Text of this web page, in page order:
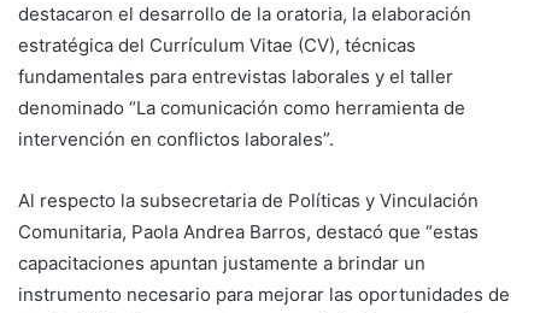
destacaron el desarrollo de la oratoria, la elaboración
estratégica del Currículum Vitae (CV), técnicas
fundamentales para entrevistas laborales y el taller
denominado “La comunicación como herramienta de
intervención en conflictos laborales”.
Al respecto la subsecretaria de Políticas y Vinculación
Comunitaria, Paola Andrea Barros, destacó que “estas
capacitaciones apuntan justamente a brindar un
instrumento necesario para mejorar las oportunidades de